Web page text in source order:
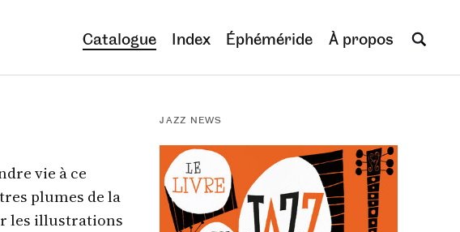
Catalogue Index Éphéméride À propos
JAZZ NEWS
vie à ce
plumes de la
les illustrations